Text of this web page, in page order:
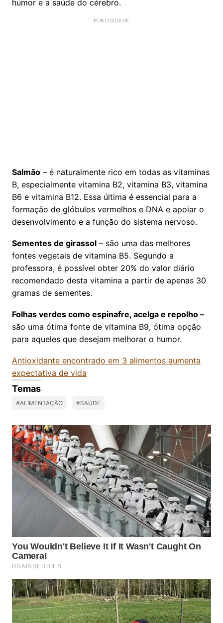
humor e a saúde do cérebro.
Salmão – é naturalmente rico em todas as vitaminas
B, especialmente vitamina B2, vitamina B3, vitamina
B6 e vitamina B12. Essa última é essencial para a
formação de glóbulos vermelhos e DNA e apoiar o
desenvolvimento e a função do sistema nervoso.
Sementes de girassol – são uma das melhores
fontes vegetais de vitamina B5. Segundo a
professora, é possível obter 20% do valor diário
recomendado desta vitamina a partir de apenas 30
gramas de sementes.
Folhas verdes como espinafre, acelga e repolho –
são uma ótima fonte de vitamina B9, ótima opção
para aqueles que desejam melhorar o humor.
Antioxidante encontrado em 3 alimentos aumenta
expectativa de vida
Temas
#ALIMENTAÇÃO #SAÚDE